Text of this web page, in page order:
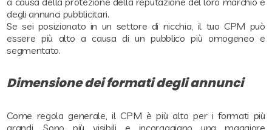
degli annunci pubblicitari.
Se sei posizionato in un settore di nicchia, il tuo CPM può
essere più alto a causa di un pubblico più omogeneo e
segmentato.
Dimensione dei formati degli annunci
Come regola generale, il CPM è più alto per i formati più
grandi. Sono più visibili e incoraggiano una maggiore